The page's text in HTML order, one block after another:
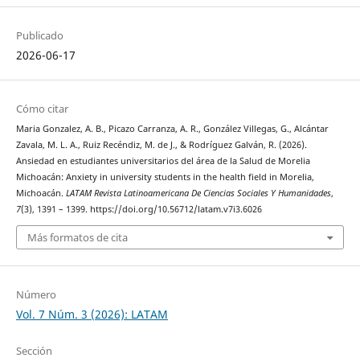
Publicado
2026-06-17
Cómo citar
Maria Gonzalez, A. B., Picazo Carranza, A. R., González Villegas, G., Alcántar
Zavala, M. L. A., Ruiz Recéndiz, M. de J., & Rodríguez Galván, R. (2026).
Ansiedad en estudiantes universitarios del área de la Salud de Morelia
Michoacán: Anxiety in university students in the health field in Morelia,
Michoacán. LATAM Revista Latinoamericana De Ciencias Sociales Y Humanidades,
7(3), 1391 – 1399. https://doi.org/10.56712/latam.v7i3.6026
Más formatos de cita
Número
Vol. 7 Núm. 3 (2026): LATAM
Sección